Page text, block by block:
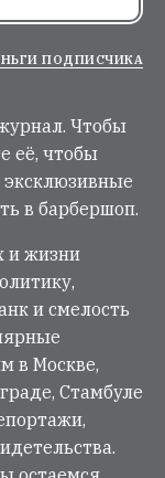
ПОДПИСЧИКА
Чтобы
её, чтобы
в барбершоп.
и жизни
и смелость
в Москве,
Стамбуле